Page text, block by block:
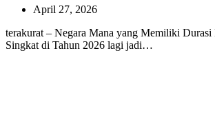
April 27, 2026
terakurat – Negara Mana yang Memiliki Durasi
Singkat di Tahun 2026 lagi jadi…